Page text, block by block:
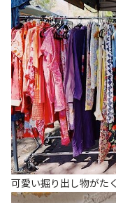
可愛い掘り出し物がた